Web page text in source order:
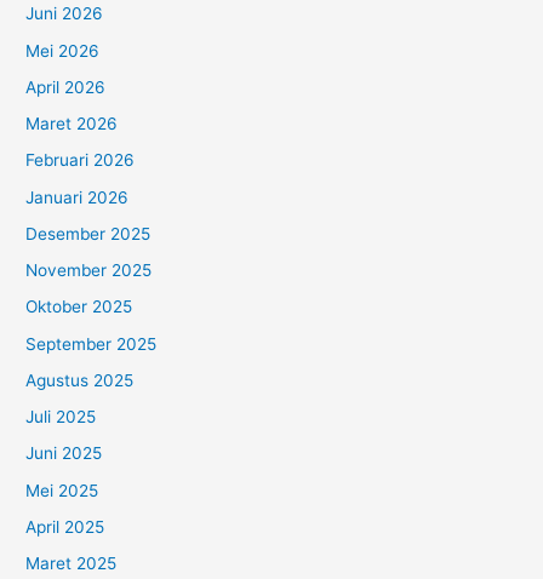
Juni 2026
Mei 2026
April 2026
Maret 2026
Februari 2026
Januari 2026
Desember 2025
November 2025
Oktober 2025
September 2025
Agustus 2025
Juli 2025
Juni 2025
Mei 2025
April 2025
Maret 2025